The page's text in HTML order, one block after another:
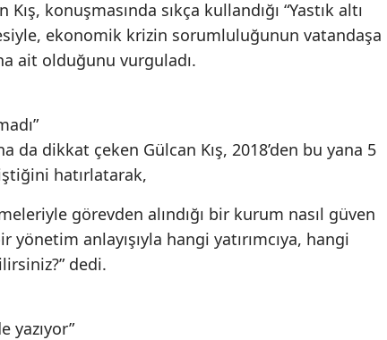
konuşmasında sıkça kullandığı “Yastık altı
ekonomik krizin sorumluluğunun vatandaşa
ait olduğunu vurguladı.
da dikkat çeken Gülcan Kış, 2018’den bu yana 5
hatırlatarak,
görevden alındığı bir kurum nasıl güven
anlayışıyla hangi yatırımcıya, hangi
dedi.
yazıyor”